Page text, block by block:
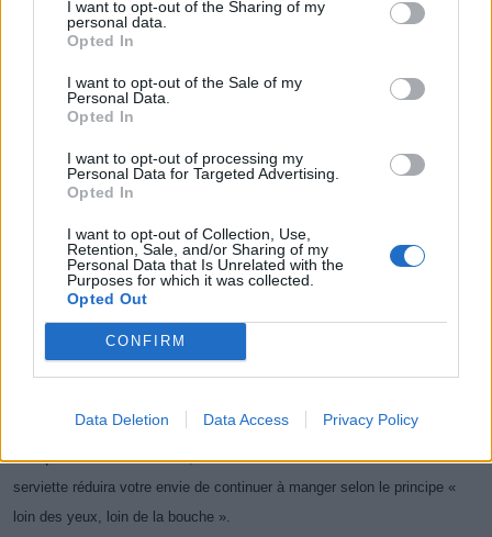
I want to opt-out of the Sharing of my
personal data.
Opted In
I want to opt-out of the Sale of my
Personal Data.
Opted In
I want to opt-out of processing my
Personal Data for Targeted Advertising.
Opted In
I want to opt-out of Collection, Use,
Retention, Sale, and/or Sharing of my
Personal Data that Is Unrelated with the
Purposes for which it was collected.
Opted Out
CONFIRM
Data Deletion Data Access Privacy Policy
3. Couvrez le reste du repas avec une serviette de table
Lorsque vous êtes rassasié, couvrir le reste de la nourriture avec une
serviette réduira votre envie de continuer à manger selon le principe «
loin des yeux, loin de la bouche ».